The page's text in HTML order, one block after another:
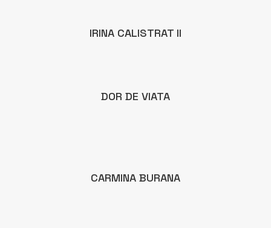
IRINA CALISTRAT II
DOR DE VIATA
CARMINA BURANA